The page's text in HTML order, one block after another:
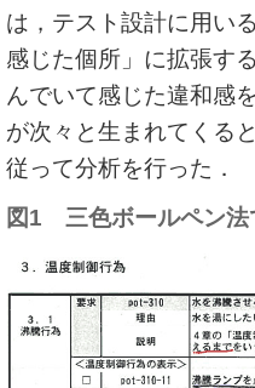
は，テスト設計に用い
感じた個所」に拡張す
んでいて感じた違和感
が次々と生まれてくる
従って分析を行った．
図1 三色ボールペン法